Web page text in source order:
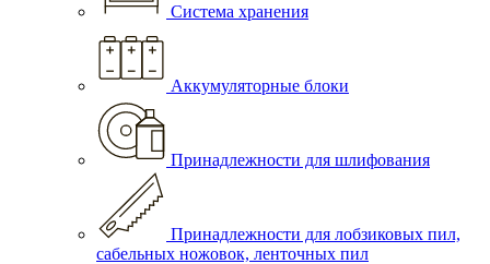
Система хранения
Аккумуляторные блоки
Принадлежности для шлифования
Принадлежности для лобзиковых пил,
сабельных ножовок, ленточных пил